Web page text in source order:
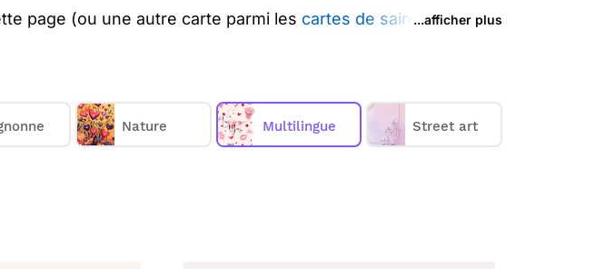
page (ou une autre carte parmi les cartes de saint valentin
langues à partir de 1€ (prix dégressif dès 11 cartes).
:
...afficher plus
Nature Multilingue Street art